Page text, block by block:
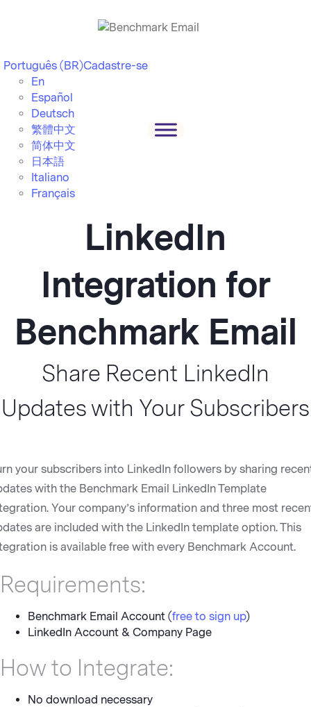
Português (BR)
En
Español
Deutsch
繁體中文
简体中文
日本語
Italiano
Français
Cadastre-se
LinkedIn
Integration for
Benchmark Email
Share Recent LinkedIn
Updates with Your Subscribers
your subscribers into LinkedIn followers by sharing
with the Benchmark Email LinkedIn Template
Your company’s information and three most
are included with the LinkedIn template option. This
is available free with every Benchmark Account.
Requirements:
Benchmark Email Account (free to sign up)
LinkedIn Account & Company Page
How to Integrate:
No download necessary